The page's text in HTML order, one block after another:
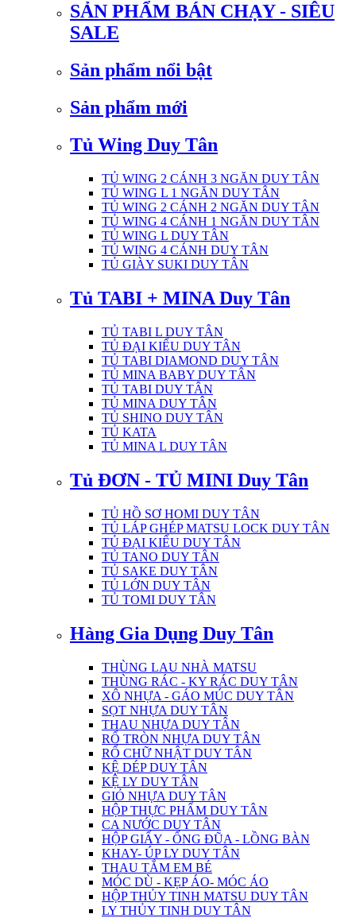
SẢN PHẨM BÁN CHẠY - SIÊU
SALE
Sản phẩm nổi bật
Sản phẩm mới
Tủ Wing Duy Tân
TỦ WING 2 CÁNH 3 NGĂN DUY TÂN
TỦ WING L 1 NGĂN DUY TÂN
TỦ WING 2 CÁNH 2 NGĂN DUY TÂN
TỦ WING 4 CÁNH 1 NGĂN DUY TÂN
TỦ WING L DUY TÂN
TỦ WING 4 CÁNH DUY TÂN
TỦ GIÀY SUKI DUY TÂN
Tủ TABI + MINA Duy Tân
TỦ TABI L DUY TÂN
TỦ ĐẠI KIỂU DUY TÂN
TỦ TABI DIAMOND DUY TÂN
TỦ MINA BABY DUY TÂN
TỦ TABI DUY TÂN
TỦ MINA DUY TÂN
TỦ SHINO DUY TÂN
TỦ KATA
TỦ MINA L DUY TÂN
Tủ ĐƠN - TỦ MINI Duy Tân
TỦ HỒ SƠ HOMI DUY TÂN
TỦ LÁP GHÉP MATSU LOCK DUY TÂN
TỦ ĐẠI KIỂU DUY TÂN
TỦ TANO DUY TÂN
TỦ SAKE DUY TÂN
TỦ LỚN DUY TÂN
TỦ TOMI DUY TÂN
Hàng Gia Dụng Duy Tân
THÙNG LAU NHÀ MATSU
THÙNG RÁC - KY RÁC DUY TÂN
XÔ NHỰA - GÁO MÚC DUY TÂN
SỌT NHỰA DUY TÂN
THAU NHỰA DUY TÂN
RỔ TRÒN NHỰA DUY TÂN
RỔ CHỮ NHẬT DUY TÂN
KỆ DÉP DUY TÂN
KỆ LY DUY TÂN
GIỎ NHỰA DUY TÂN
HỘP THỰC PHẨM DUY TÂN
CA NƯỚC DUY TÂN
HỘP GIẤY - ỐNG ĐŨA - LỒNG BÀN
KHAY- ÚP LY DUY TÂN
THAU TẮM EM BÉ
MÓC DÙ - KẸP ÁO- MÓC ÁO
HỘP THỦY TINH MATSU DUY TÂN
LY THỦY TINH DUY TÂN